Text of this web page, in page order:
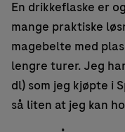
En drikkeflaske er
mange praktiske
magebelte med
lengre turer. Jeg
dl) som jeg kjøpte i
så liten at jeg kan